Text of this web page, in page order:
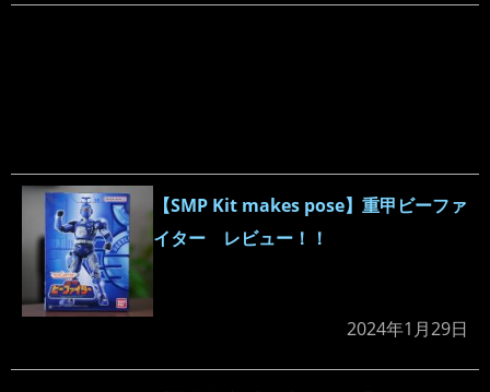
【SMP Kit makes pose】重甲ビーファ
イター レビュー！！
2024年1月29日